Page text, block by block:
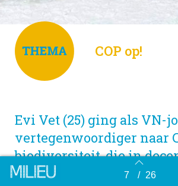
Terug naar overzicht 7 / 26
COP op!
Evi Vet (25) ging als VN-
vertegenwoordiger naar
biodiversiteit, die in
plaatsvond in Montreal.